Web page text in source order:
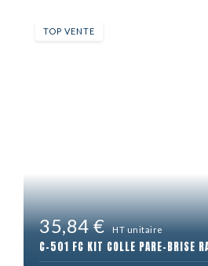
TOP VENTE
35,84 € HT unitaire
C-501 FC KIT COLLE PARE-BRISE